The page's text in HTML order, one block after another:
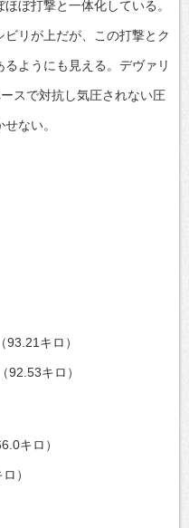
ぼ打撃と一体化している。
リが上だが、この打撃とク
ようにも見える。デヴァリ
スで対抗し気圧されない圧
ない。
キロ）
92.53キロ）
キロ）
）